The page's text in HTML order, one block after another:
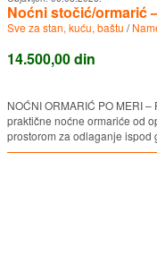
Noćni stočić/ormarić
Sve za stan, kuću, baštu /
14.500,00 din
NOĆNI ORMARIĆ PO MERI
praktične noćne ormariće od
prostorom za odlaganje ispod